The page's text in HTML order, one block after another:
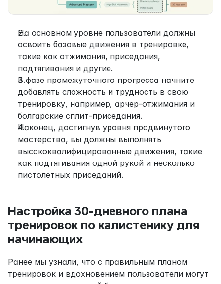
На основном уровне пользователи должны
освоить базовые движения в тренировке,
такие как отжимания, приседания,
подтягивания и другие.
В фазе промежуточного прогресса начните
добавлять сложность и трудность в свою
тренировку, например, арчер-отжимания и
болгарские сплит-приседания.
Наконец, достигнув уровня продвинутого
мастерства, вы должны выполнять
высококвалифицированные движения, такие
как подтягивания одной рукой и несколько
пистолетных приседаний.
Настройка 30-дневного плана
тренировок по калистенику для
начинающих
Ранее мы узнали, что с правильным планом
тренировок и вдохновением пользователи могут